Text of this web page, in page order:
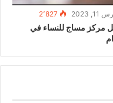
2023 2٬827
مركز مساج للنساء في